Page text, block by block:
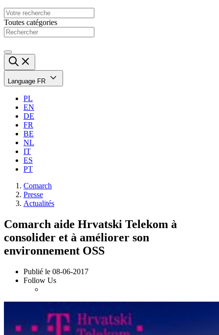
Toutes catégories
Language FR
PL
EN
DE
FR
BE
NL
IT
ES
PT
Comarch
Presse
Actualités
Comarch aide Hrvatski Telekom à
consolider et à améliorer son
environnement OSS
Publié le 08-06-2017
Follow Us